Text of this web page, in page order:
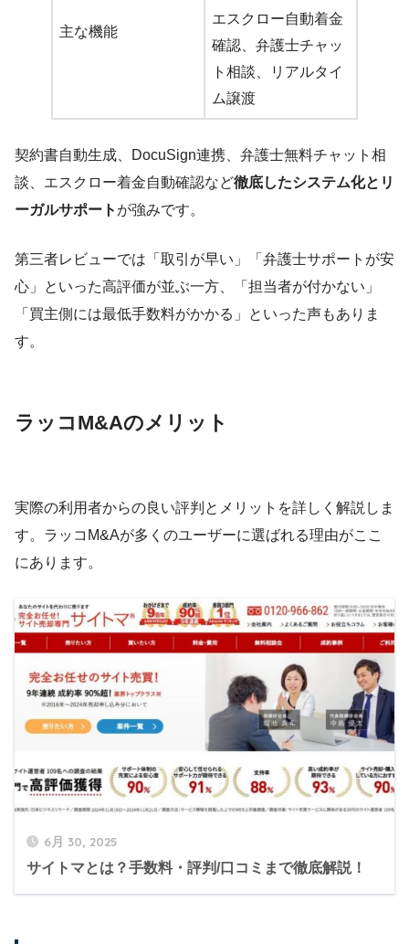
主な機能
エスクロー自動着金
確認、弁護士チャッ
ト相談、リアルタイ
ム譲渡
契約書自動生成、DocuSign連携、弁護士無料チャット相
談、エスクロー着金自動確認など徹底したシステム化とリ
ーガルサポート が強みです。
第三者レビューでは「取引が早い」「弁護士サポートが安
心」といった高評価が並ぶ一方、「担当者が付かない」
「買主側には最低手数料がかかる」といった声もありま
す。
ラッコM&Aのメリット
実際の利用者からの良い評判とメリットを詳しく解説しま
す。ラッコM&Aが多くのユーザーに選ばれる理由がここ
にあります。
6月 30, 2025
サイトマとは？手数料・評判/口コミまで徹底解説！